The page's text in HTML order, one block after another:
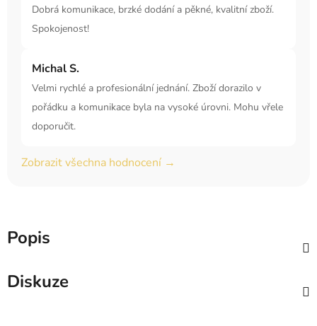
Dobrá komunikace, brzké dodání a pěkné, kvalitní zboží.
Spokojenost!
Michal S.
Velmi rychlé a profesionální jednání. Zboží dorazilo v
pořádku a komunikace byla na vysoké úrovni. Mohu vřele
doporučit.
Zobrazit všechna hodnocení →
Popis
Diskuze